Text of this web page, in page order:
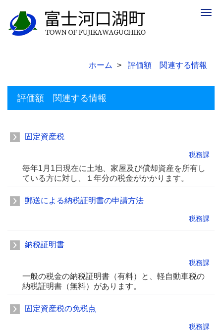
ホーム 評価額 関連する情報
評価額 関連する情報
固定資産税
税務課
毎年1月1日現在に土地、家屋及び償却資産を所有し
ている方に対し、１年分の税金がかかります。
郵送による納税証明書の申請方法
税務課
納税証明書
税務課
一般の税金の納税証明書（有料）と、軽自動車税の
納税証明書（無料）があります。
固定資産税の免税点
税務課